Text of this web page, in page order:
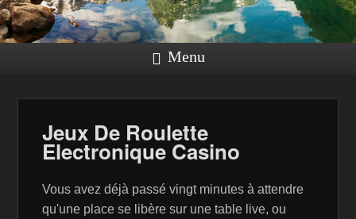
Menu
Jeux De Roulette
Electronique Casino
Vous avez déjà passé vingt minutes à attendre
qu'une place se libère sur une table live, ou